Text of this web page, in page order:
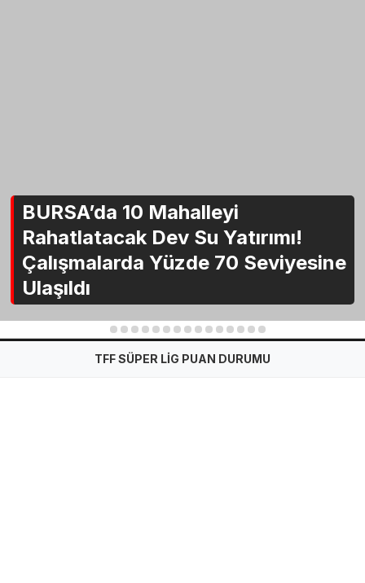
BURSA’da 10 Mahalleyi
Rahatlatacak Dev Su Yatırımı!
Çalışmalarda Yüzde 70 Seviyesine
Ulaşıldı
2 3 4 5 6 7 8 9 10 11 12 13 14 15
TFF SÜPER LİG PUAN DURUMU